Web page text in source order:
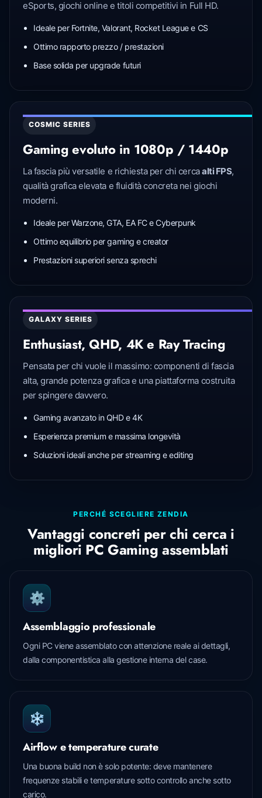
eSports, giochi online e titoli competitivi in Full HD.
Ideale per Fortnite, Valorant, Rocket League e CS
Ottimo rapporto prezzo / prestazioni
Base solida per upgrade futuri
COSMIC SERIES
Gaming evoluto in 1080p / 1440p
La fascia più versatile e richiesta per chi cercaalti FPS,
qualità grafica elevata e fluidità concreta nei giochi
moderni.
Ideale per Warzone, GTA, EA FC e Cyberpunk
Ottimo equilibrio per gaming e creator
Prestazioni superiori senza sprechi
GALAXY SERIES
Enthusiast, QHD, 4K e Ray Tracing
Pensata per chi vuole il massimo: componenti di fascia
alta, grande potenza grafica e una piattaforma costruita
per spingere davvero.
Gaming avanzato in QHD e 4K
Esperienza premium e massima longevità
Soluzioni ideali anche per streaming e editing
PERCHÉ SCEGLIERE ZENDIA
Vantaggi concreti per chi cerca i
migliori PC Gaming assemblati
⚙️
Assemblaggio professionale
Ogni PC viene assemblato con attenzione reale ai dettagli,
dalla componentistica alla gestione interna del case.
❄️
Airflow e temperature curate
Una buona build non è solo potente: deve mantenere
frequenze stabili e temperature sotto controllo anche sotto
carico.